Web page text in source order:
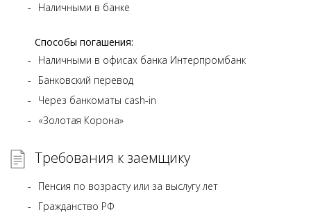
Наличными в банке
Способы погашения:
Наличными в офисах банка Интерпромбанк
Банковский перевод
Через банкоматы cash-in
«Золотая Корона»
Требования к заемщику
Пенсия по возрасту или за выслугу лет
Гражданство РФ